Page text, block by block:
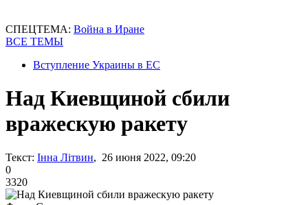
СПЕЦТЕМА: Война в Иране
ВСЕ ТЕМЫ
Вступление Украины в ЕС
Над Киевщиной сбили
вражескую ракету
Текст: Інна Літвин, 26 июня 2022, 09:20
0
3320